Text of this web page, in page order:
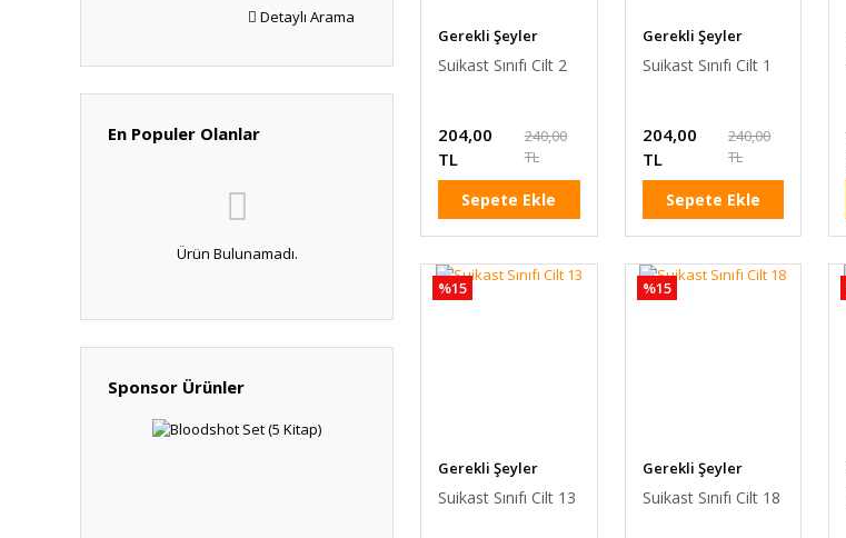
Detaylı Arama
En Populer Olanlar
Ürün Bulunamadı.
Sponsor Ürünler
Gerekli Şeyler
Suikast Sınıfı Cilt 2
204,00
TL
240,00
TL
Sepete Ekle
Gerekli Şeyler
Suikast Sınıfı Cilt 1
204,00
TL
240,00
TL
Sepete Ekle
%15
Gerekli Şeyler
Suikast Sınıfı Cilt 13
%15
Gerekli Şeyler
Suikast Sınıfı Cilt 18